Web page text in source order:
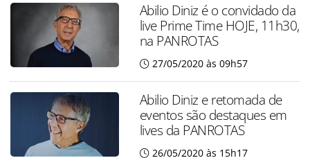
Abilio Diniz é o convidado da
live Prime Time HOJE, 11h30,
na PANROTAS
27/05/2020 às 09h57
Abilio Diniz e retomada de
eventos são destaques em
lives da PANROTAS
26/05/2020 às 15h17